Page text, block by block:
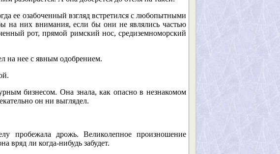
ее озабоченный взгляд встретился с любопытными
на них внимания, если бы они не являлись частью
рот, прямой римский нос, средиземноморский
на нее с явным одобрением.
бизнесом. Она знала, как опасно в незнакомом
он ни выглядел.
пробежала дрожь. Великолепное произношение
вряд ли когда-нибудь забудет.